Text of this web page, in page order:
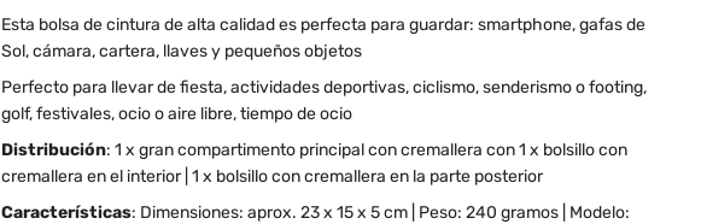
Esta bolsa de cintura de alta calidad es perfecta para guardar: smartphone, gafas de
Sol, cámara, cartera, llaves y pequeños objetos
Perfecto para llevar de fiesta, actividades deportivas, ciclismo, senderismo o footing,
golf, festivales, ocio o aire libre, tiempo de ocio
Distribución: 1 x gran compartimento principal con cremallera con 1 x bolsillo con
cremallera en el interior | 1 x bolsillo con cremallera en la parte posterior
Características: Dimensiones: aprox. 23 x 15 x 5 cm | Peso: 240 gramos | Modelo: